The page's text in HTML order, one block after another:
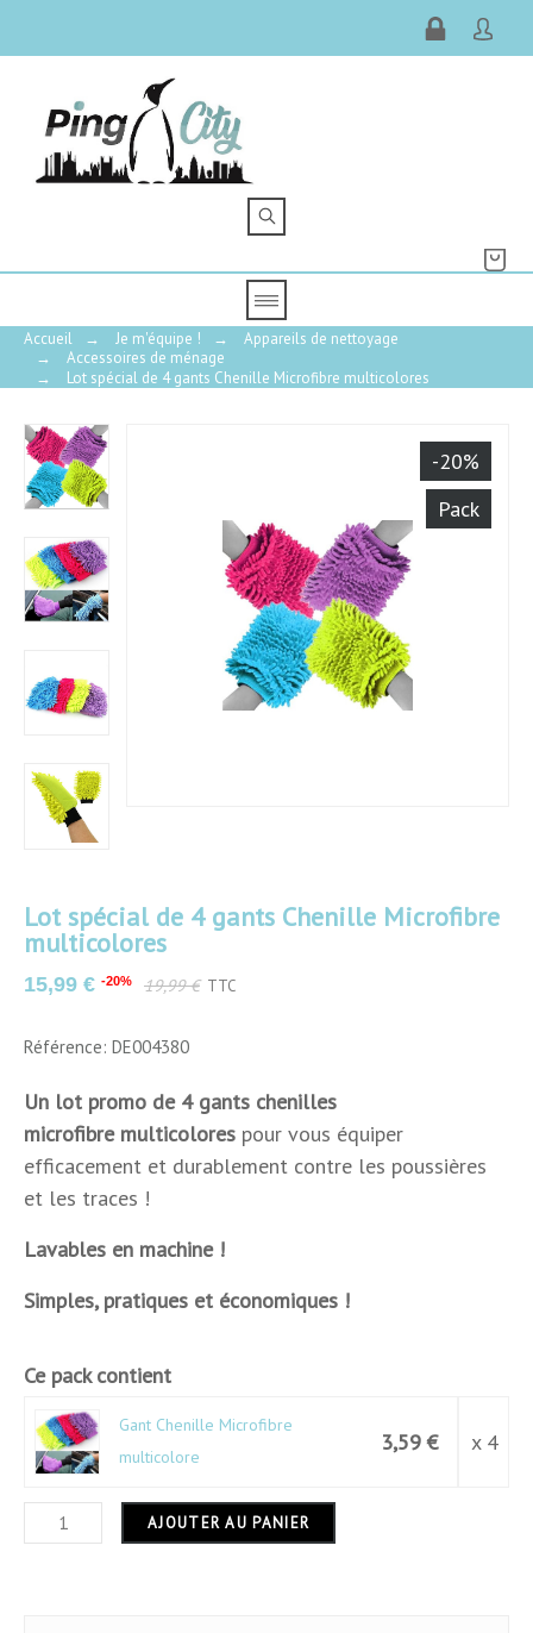
Accueil → Je m'équipe ! →
Appareils de nettoyage
→
Accessoires de ménage
→
Lot spécial de 4 gants Chenille Microfibre multicolores
-20%
Pack
Lot spécial de 4 gants Chenille Microfibre
multicolores
15,99 € -20% 19,99 € TTC
Référence: DE004380
Un lot promo de 4 gants chenilles
microfibre multicolores pour vous équiper
efficacement et durablement contre les poussières
et les traces !
Lavables en machine !
Simples, pratiques et économiques !
Ce pack contient
Gant Chenille Microfibre
multicolore
3,59 € x 4
AJOUTER AU PANIER
Couleurs
Matériau
Dimensions 22 x 14 x 2 cm
Hauteur 2 cm
Largeur
Longueur
Usage intérieur et extérieur
Garantie